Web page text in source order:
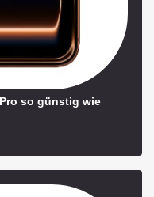
so günstig wie